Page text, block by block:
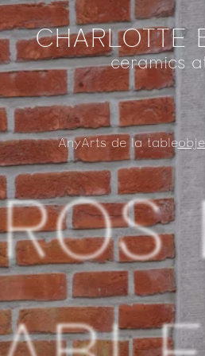
CHARLOTTE
ceramics
AnyArts de la table